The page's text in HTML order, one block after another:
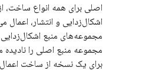
اصلی برای همه انواع ساخت،
اشکال‌زدایی و انتشار، اعمال
مجموعه‌های منبع اشکال‌زدایی
مجموعه منبع اصلی را نادیده
برای یک نسخه از ساخت